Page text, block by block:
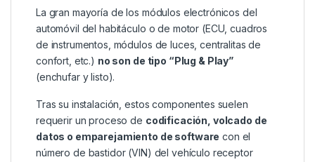
La gran mayoría de los módulos electrónicos del
automóvil del habitáculo o de motor (ECU, cuadros
de instrumentos, módulos de luces, centralitas de
confort, etc.) no son de tipo “Plug & Play”
(enchufar y listo).
Tras su instalación, estos componentes suelen
requerir un proceso de codificación, volcado de
datos o emparejamiento de software con el
número de bastidor (VIN) del vehículo receptor